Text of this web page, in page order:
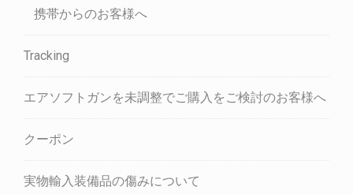
携帯からのお客様へ
Tracking
エアソフトガンを未調整でご購入をご検討のお客様へ
クーポン
実物輸入装備品の傷みについて